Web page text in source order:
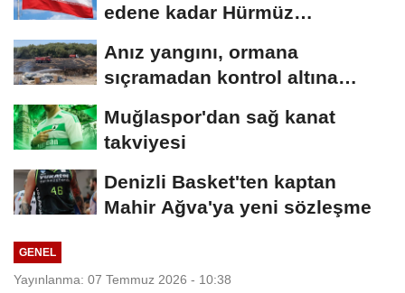
edene kadar Hürmüz
Anız yangını, ormana
sıçramadan kontrol altına
Muğlaspor'dan sağ kanat
takviyesi
Denizli Basket'ten kaptan
Mahir Ağva'ya yeni sözleşme
GENEL
Yayınlanma: 07 Temmuz 2026 - 10:38